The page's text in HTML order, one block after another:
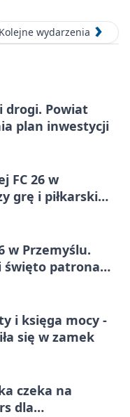
Kolejne wydarzenia
drogi. Powiat
plan inwestycji
FC 26 w
grę i piłkarski
w Przemyślu.
święto patrona
i księga mocy -
się w zamek
czeka na
dla